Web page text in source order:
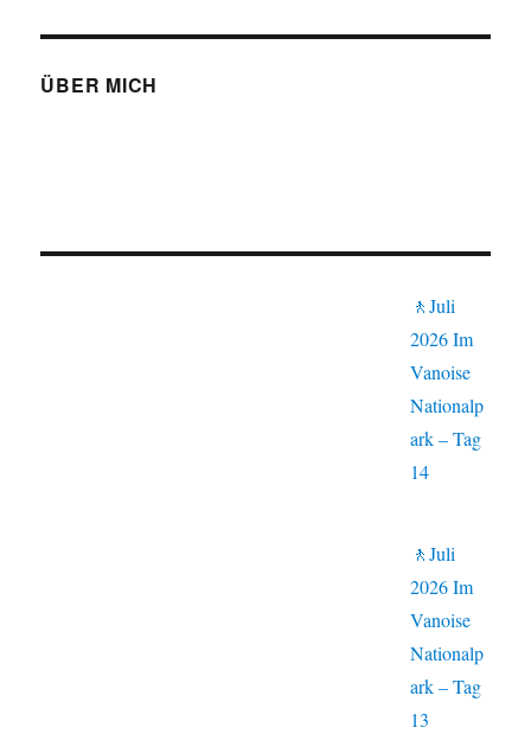
ÜBER MICH
🚶Juli
2026 Im
Vanoise
Nationalp
ark – Tag
14
🚶Juli
2026 Im
Vanoise
Nationalp
ark – Tag
13